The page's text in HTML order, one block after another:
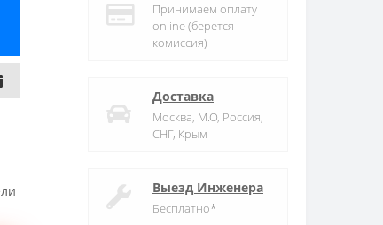
Принимаем оплату
online (берется
комиссия)
Доставка
Москва, М.О, Россия,
СНГ, Крым
Выезд Инженера
Бесплатно*